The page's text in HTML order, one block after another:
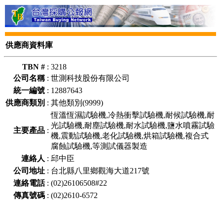
供應商資料庫
TBN # : 3218
公司名稱: 世測科技股份有限公司
統一編號 : 12887643
供應商類別 : 其他類別(9999)
主要產品 :
恆溫恆濕試驗機,冷熱衝擊試驗機,耐候試驗機,耐
光試驗機,耐塵試驗機,耐水試驗機,鹽水噴霧試驗
機,震動試驗機,老化試驗機,烘箱試驗機,複合式
腐蝕試驗機,等測試儀器製造
連絡人 : 邱中臣
公司地址 : 台北縣八里鄉觀海大道217號
連絡電話: (02)26106508#22
傳真號碼 : (02)2610-6572